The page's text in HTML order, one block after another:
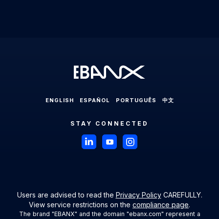
EBANX for Travel & OTA's Solution
Compliance & Legal HUB
Payment Processing in Latin America
Debit and Credit Cards in Brazil
ENGLISH ESPAÑOL PORTUGUÊS 中文
STAY CONNECTED
Users are advised to read the Privacy PolicyCAREFULLY.
View service restrictions on the compliance page.
The brand "EBANX" and the domain "ebanx.com" represent a